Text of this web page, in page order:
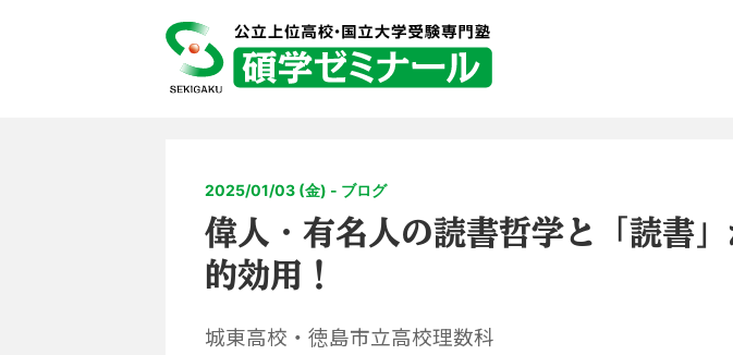
2025/01/03 (金) - ブログ
偉人・有名人の読書哲学と「読書
的効用！
城東高校・徳島市立高校理数科